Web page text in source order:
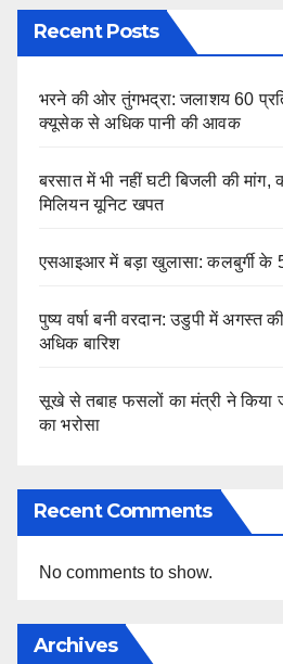
Recent Posts
भरने की ओर तुंगभद्रा: जलाशय 60
क्यूसेक से अधिक पानी की आवक
बरसात में भी नहीं घटी बिजली की मांग,
मिलियन यूनिट खपत
एसआइआर में बड़ा खुलासा: कलबुर्गी के
पुष्य वर्षा बनी वरदान: उडुपी में
अधिक बारिश
सूखे से तबाह फसलों का मंत्री ने किया
का भरोसा
Recent Comments
No comments to show.
Archives